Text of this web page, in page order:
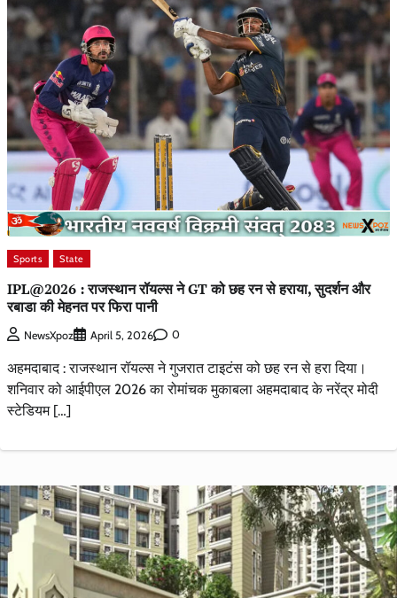
Sports State
IPL@2026 : राजस्थान रॉयल्स ने GT को छह रन से हराया, सुदर्शन और
रबाडा की मेहनत पर फिरा पानी
NewsXpoz April 5, 2026 0
अहमदाबाद : राजस्थान रॉयल्स ने गुजरात टाइटंस को छह रन से हरा दिया।
शनिवार को आईपीएल 2026 का रोमांचक मुकाबला अहमदाबाद के नरेंद्र मोदी
स्टेडियम […]